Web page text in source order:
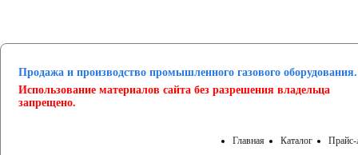
Продажа и производство промышленного газового оборудования.
Использование материалов сайта без разрешения владельца
запрещено.
Главная Каталог Прайс-